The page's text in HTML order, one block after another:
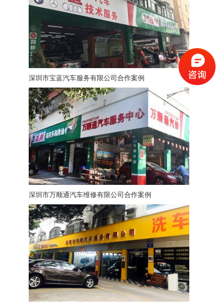
深圳市宝蓝汽车服务有限公司合作案例
深圳市万顺通汽车维修有限公司合作案例